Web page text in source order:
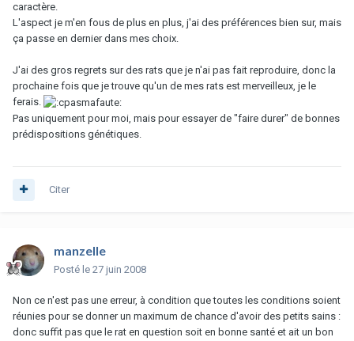
caractère.
L'aspect je m'en fous de plus en plus, j'ai des préférences bien sur, mais
ça passe en dernier dans mes choix.
J'ai des gros regrets sur des rats que je n'ai pas fait reproduire, donc la
prochaine fois que je trouve qu'un de mes rats est merveilleux, je le
ferais.
Pas uniquement pour moi, mais pour essayer de "faire durer" de bonnes
prédispositions génétiques.
Citer
manzelle
Posté le 27 juin 2008
Non ce n'est pas une erreur, à condition que toutes les conditions soient
réunies pour se donner un maximum de chance d'avoir des petits sains :
donc suffit pas que le rat en question soit en bonne santé et ait un bon